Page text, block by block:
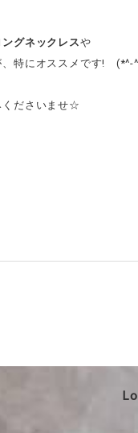
ングネックレスや
、特にオススメです! (*^-
くださいませ☆